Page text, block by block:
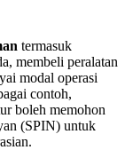
termasuk
membeli peralatan
modal operasi
contoh,
boleh memohon
(SPIN) untuk